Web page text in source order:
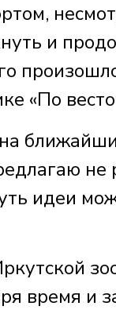
и
«По
не
идеи
время и